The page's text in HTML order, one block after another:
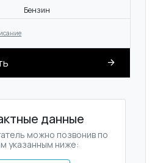
Бензин
данные
можно позвонив по
указанным ниже: